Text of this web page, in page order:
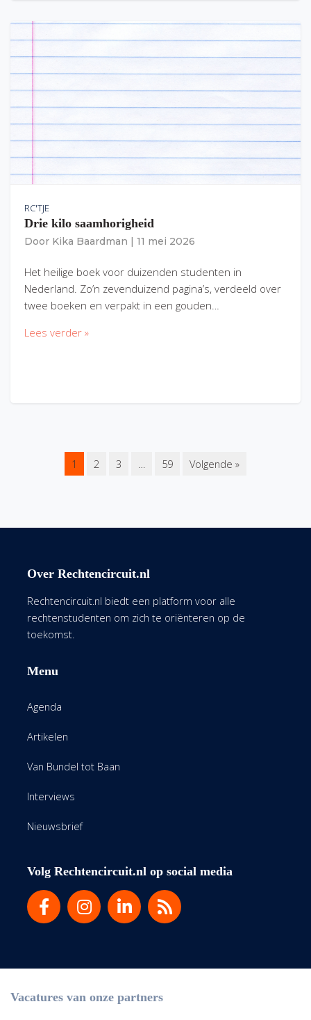
RC'TJE
Drie kilo saamhorigheid
Door Kika Baardman 11 mei 2026
Het heilige boek voor duizenden studenten in
Nederland. Zo’n zevenduizend pagina’s, verdeeld over
twee boeken en verpakt in een gouden…
Lees verder »
1 2 3 … 59 Volgende »
Over Rechtencircuit.nl
Rechtencircuit.nl biedt een platform voor alle
rechtenstudenten om zich te oriënteren op de
toekomst.
Menu
Agenda
Artikelen
Van Bundel tot Baan
Interviews
Nieuwsbrief
Volg Rechtencircuit.nl op social media
Vacatures van onze partners